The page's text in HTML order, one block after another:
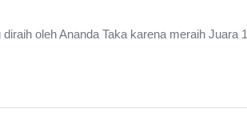
oleh Ananda Taka karena meraih Juara 1